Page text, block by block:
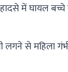
में घायल
से महिला